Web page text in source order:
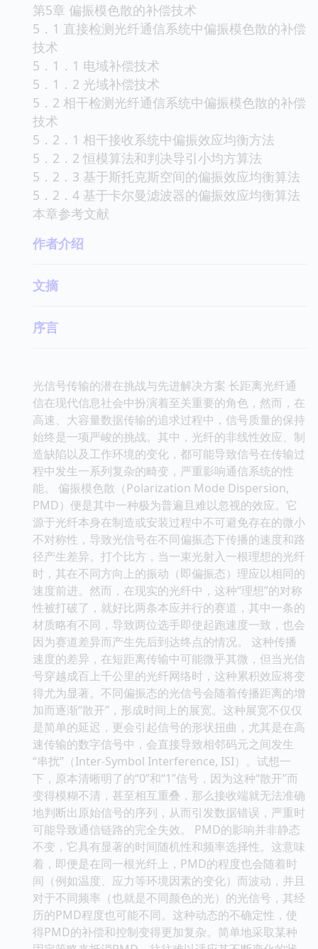
第5章 偏振模色散的补偿技术
5．1 直接检测光纤通信系统中偏振模色散的补偿
技术
5．1．1 电域补偿技术
5．1．2 光域补偿技术
5．2 相干检测光纤通信系统中偏振模色散的补偿
技术
5．2．1 相干接收系统中偏振效应均衡方法
5．2．2 恒模算法和判决导引小均方算法
5．2．3 基于斯托克斯空间的偏振效应均衡算法
5．2．4 基于卡尔曼滤波器的偏振效应均衡算法
本章参考文献
作者介绍
文摘
序言
光信号传输的潜在挑战与先进解决方案 长距离光纤通
信在现代信息社会中扮演着至关重要的角色，然而，在
高速、大容量数据传输的追求过程中，信号质量的保持
始终是一项严峻的挑战。其中，光纤的非线性效应、制
造缺陷以及工作环境的变化，都可能导致信号在传输过
程中发生一系列复杂的畸变，严重影响通信系统的性
能。 偏振模色散（Polarization Mode Dispersion,
PMD）便是其中一种极为普遍且难以忽视的效应。它
源于光纤本身在制造或安装过程中不可避免存在的微小
不对称性，导致光信号在不同偏振态下传播的速度和路
径产生差异。打个比方，当一束光射入一根理想的光纤
时，其在不同方向上的振动（即偏振态）理应以相同的
速度前进。然而，在现实的光纤中，这种“理想”的对称
性被打破了，就好比两条本应并行的赛道，其中一条的
材质略有不同，导致两位选手即使起跑速度一致，也会
因为赛道差异而产生先后到达终点的情况。 这种传播
速度的差异，在短距离传输中可能微乎其微，但当光信
号穿越成百上千公里的光纤网络时，这种累积效应将变
得尤为显著。不同偏振态的光信号会随着传播距离的增
加而逐渐“散开”，形成时间上的展宽。这种展宽不仅仅
是简单的延迟，更会引起信号的形状扭曲，尤其是在高
速传输的数字信号中，会直接导致相邻码元之间发生
“串扰”（Inter-Symbol Interference, ISI）。试想一
下，原本清晰明了的“0”和“1”信号，因为这种“散开”而
变得模糊不清，甚至相互重叠，那么接收端就无法准确
地判断出原始信号的序列，从而引发数据错误，严重时
可能导致通信链路的完全失效。 PMD的影响并非静态
不变，它具有显著的时间随机性和频率选择性。这意味
着，即便是在同一根光纤上，PMD的程度也会随着时
间（例如温度、应力等环境因素的变化）而波动，并且
对于不同频率（也就是不同颜色的光）的光信号，其经
历的PMD程度也可能不同。这种动态的不确定性，使
得PMD的补偿和控制变得更加复杂。简单地采取某种